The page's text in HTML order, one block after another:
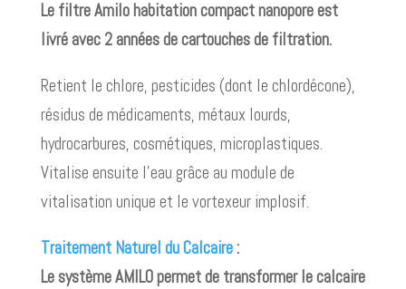
Le filtre Amilo habitation compact nanopore est
livré avec 2 années de cartouches de filtration.
Retient le chlore, pesticides (dont le chlordécone),
résidus de médicaments, métaux lourds,
hydrocarbures, cosmétiques, microplastiques.
Vitalise ensuite l’eau grâce au module de
vitalisation unique et le vortexeur implosif.
Traitement Naturel du Calcaire:
Le système AMILO permet de transformer le calcaire